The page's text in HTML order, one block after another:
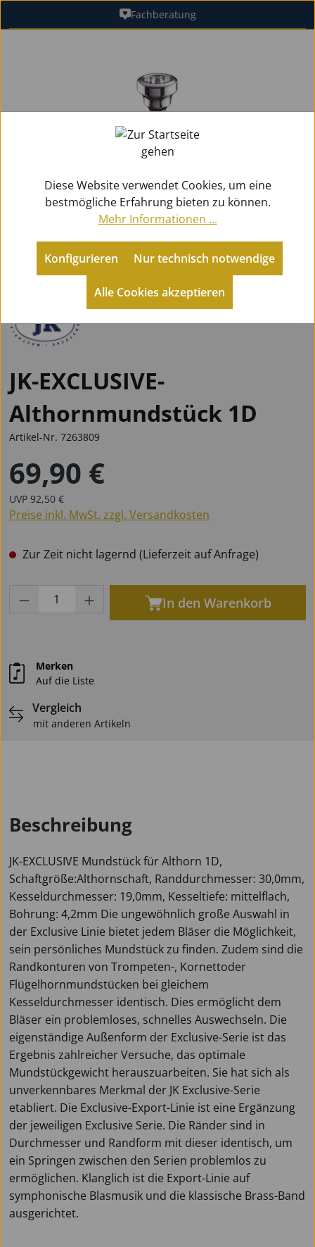
Zum Hauptinhalt springenFachberatung
Mundstücke Blech für Eb-Althörner
JK-EXCLUSIVE-
Althornmundstück 1D
Artikel-Nr. 7263809
Regulärer Preis:
69,90 €
UVP Regulärer Preis:
92,50 €
Preise inkl. MwSt. zzgl. Versandkosten
Zur Zeit nicht lagernd (Lieferzeit auf Anfrage)
Produkt Anzahl: Gib den gewünschten
In den Warenkorb
Merken
Auf die Liste
Vergleich
mit anderen Artikeln
Beschreibung
JK-EXCLUSIVE Mundstück für Althorn 1D,
Schaftgröße:Althornschaft, Randdurchmesser: 30,0mm,
Kesseldurchmesser: 19,0mm, Kesseltiefe: mittelflach,
Bohrung: 4,2mm Die ungewöhnlich große Auswahl in
der Exclusive Linie bietet jedem Bläser die Möglichkeit,
sein persönliches Mundstück zu finden. Zudem sind die
Randkonturen von Trompeten-, Kornettoder
Flügelhornmundstücken bei gleichem
Kesseldurchmesser identisch. Dies ermöglicht dem
Bläser ein problemloses, schnelles Auswechseln. Die
eigenständige Außenform der Exclusive-Serie ist das
Ergebnis zahlreicher Versuche, das optimale
Mundstückgewicht herauszuarbeiten. Sie hat sich als
unverkennbares Merkmal der JK Exclusive-Serie
etabliert. Die Exclusive-Export-Linie ist eine Ergänzung
der jeweiligen Exclusive Serie. Die Ränder sind in
Durchmesser und Randform mit dieser identisch, um
ein Springen zwischen den Serien problemlos zu
ermöglichen. Klanglich ist die Export-Linie auf
symphonische Blasmusik und die klassische Brass-Band
ausgerichtet.
Diese Website verwendet Cookies, um eine
bestmögliche Erfahrung bieten zu können.
Mehr Informationen ...
Konfigurieren
Alle Cookies akzeptieren
Nur technisch notwendige